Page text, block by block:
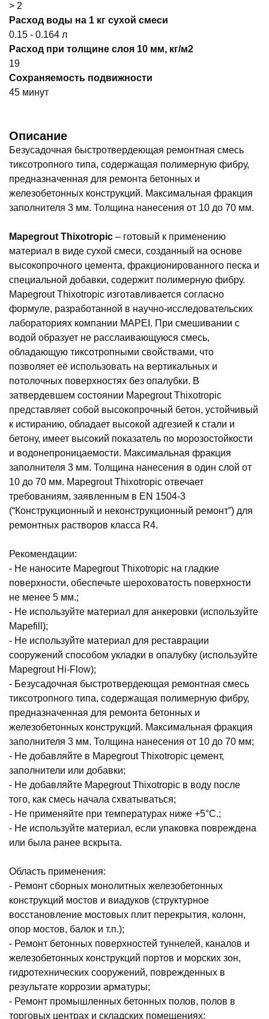
> 2
Расход воды на 1 кг сухой смеси
0.15 - 0.164 л
Расход при толщине слоя 10 мм, кг/м2
19
Сохраняемость подвижности
45 минут
Описание
Безусадочная быстротвердеющая ремонтная смесь
тиксотропного типа, содержащая полимерную фибру,
предназначенная для ремонта бетонных и
железобетонных конструкций. Максимальная фракция
заполнителя 3 мм. Толщина нанесения от 10 до 70 мм.
Mapegrout Thixotropic – готовый к применению
материал в виде сухой смеси, созданный на основе
высокопрочного цемента, фракционированного песка и
специальной добавки, содержит полимерную фибру.
Mapegrout Thixotropic изготавливается согласно
формуле, разработанной в научно-исследовательских
лабораториях компании MAPEI. При смешивании с
водой образует не расслаивающуюся смесь,
обладающую тиксотропными свойствами, что
позволяет её использовать на вертикальных и
потолочных поверхностях без опалубки. В
затвердевшем состоянии Mapegrout Thixotropic
представляет собой высокопрочный бетон, устойчивый
к истиранию, обладает высокой адгезией к стали и
бетону, имеет высокий показатель по морозостойкости
и водонепроницаемости. Максимальная фракция
заполнителя 3 мм. Толщина нанесения в один слой от
10 до 70 мм. Mapegrout Thixotropic отвечает
требованиям, заявленным в EN 1504-3
(“Конструкционный и неконструкционный ремонт”) для
ремонтных растворов класса R4.
Рекомендации:
- Не наносите Mapegrout Thixotropic на гладкие
поверхности, обеспечьте шероховатость поверхности
не менее 5 мм.;
- Не используйте материал для анкеровки (используйте
Mapefill);
- Не используйте материал для реставрации
сооружений способом укладки в опалубку (используйте
Mapegrout Hi-Flow);
- Безусадочная быстротвердеющая ремонтная смесь
тиксотропного типа, содержащая полимерную фибру,
предназначенная для ремонта бетонных и
железобетонных конструкций. Максимальная фракция
заполнителя 3 мм. Толщина нанесения от 10 до 70 мм;
- Не добавляйте в Mapegrout Thixotropic цемент,
заполнители или добавки;
- Не добавляйте Mapegrout Thixotropic в воду после
того, как смесь начала схватываться;
- Не применяйте при температурах ниже +5°С.;
- Не используйте материал, если упаковка повреждена
или была ранее вскрыта.
Область применения:
- Ремонт сборных монолитных железобетонных
конструкций мостов и виадуков (структурное
восстановление мостовых плит перекрытия, колонн,
опор мостов, балок и т.п.);
- Ремонт бетонных поверхностей туннелей, каналов и
железобетонных конструкций портов и морских зон,
гидротехнических сооружений, поврежденных в
результате коррозии арматуры;
- Ремонт промышленных бетонных полов, полов в
торговых центрах и складских помещениях;